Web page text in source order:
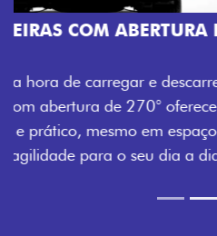
AMPLA ABERTURA DA
Mais versatilidade para o
abertura da porta lateral do
acesso à carga, otimizando
trabalho mais eficiente,
Previous
Next
Próximo